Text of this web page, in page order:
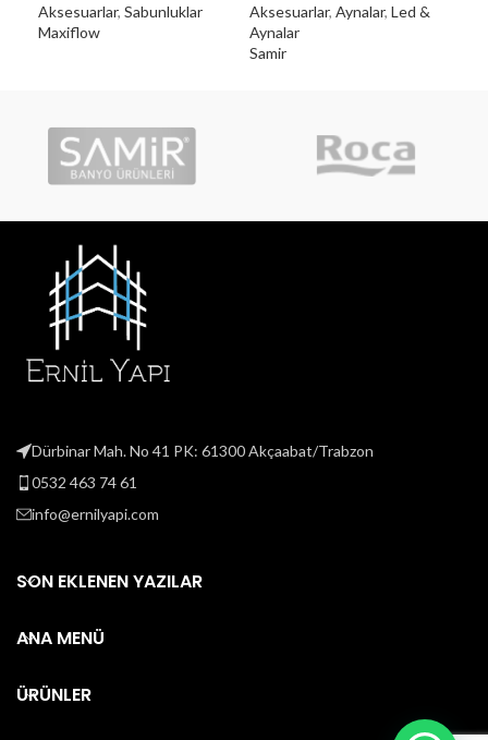
Aksesuarlar, Sabunluklar
Maxiflow
Aksesuarlar, Aynalar, Led &
Aynalar
Samir
Dürbinar Mah. No 41 PK: 61300 Akçaabat/Trabzon
0532 463 74 61
info@ernilyapi.com
SON EKLENEN YAZILAR
ANA MENÜ
ÜRÜNLER